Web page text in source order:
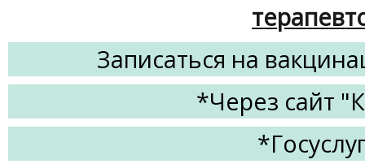
Записаться на
*Через сайт